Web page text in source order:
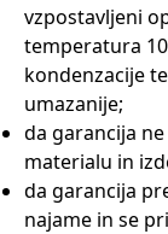
vzpostavljeni
temperatura
kondenzacije
umazanije;
da garancija
materialu in
da garancija
najame in se